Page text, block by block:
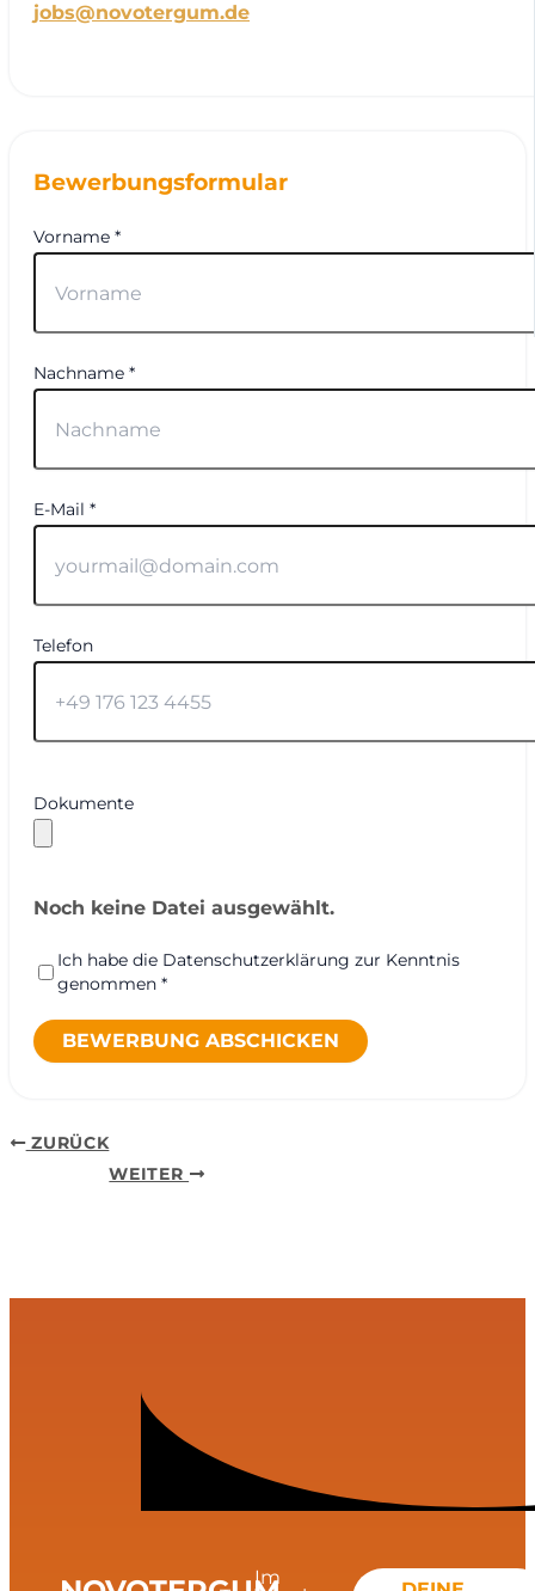
jobs@novotergum.de
Bewerbungsformular
Vorname *
Nachname *
E-Mail *
Telefon
Dokumente
Noch keine Datei ausgewählt.
Ich habe die Datenschutzerklärung zur Kenntnis
genommen *
BEWERBUNG ABSCHICKEN
ZURÜCK
WEITER
Im